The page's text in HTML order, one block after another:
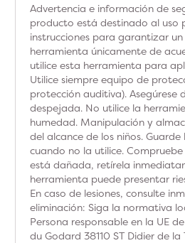
Advertencia e información de
producto está destinado al uso
instrucciones para garantizar
herramienta únicamente de
utilice esta herramienta para
Utilice siempre equipo de
protección auditiva).
despejada. No utilice la
humedad. Manipulación y
del alcance de los niños.
cuando no la utilice.
está dañada, retírela
herramienta puede presentar
En caso de lesiones, consulte
eliminación: Siga la normativa
Persona responsable en la UE
du Godard 38110 ST Didier de